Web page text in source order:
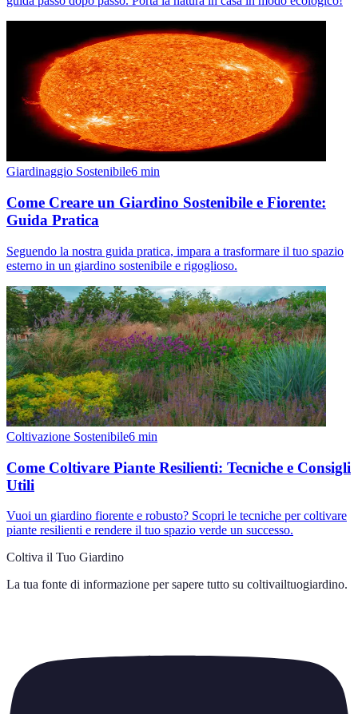
Giardinaggio Sostenibile6 min
Come Creare un Giardino Sostenibile e Fiorente:
Guida Pratica
Seguendo la nostra guida pratica, impara a trasformare il tuo spazio
esterno in un giardino sostenibile e rigoglioso.
Coltivazione Sostenibile6 min
Come Coltivare Piante Resilienti: Tecniche e Consigli
Utili
Vuoi un giardino fiorente e robusto? Scopri le tecniche per coltivare
piante resilienti e rendere il tuo spazio verde un successo.
Coltiva il Tuo Giardino
La tua fonte di informazione per sapere tutto su coltivailtuogiardino.